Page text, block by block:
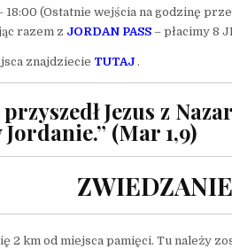
(Ostatnie wejścia na godzinę
razem z JORDAN PASS – płacimy 8
znajdziecie TUTAJ .
Jezus z
(Mar 1,9)
ZWIEDZANIE
2 km od miejsca pamięci. Tu należy